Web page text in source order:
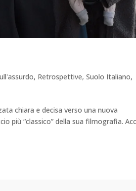
, Retrospettive,Suolo Italiano,
chiara e decisa verso una nuova
più “classico” della sua filmografia.